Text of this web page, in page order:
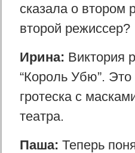
сказала о втором
второй режиссер?
Ирина: Виктория
“Король Убю”. Это
гротеска с
театра.
Паша: Теперь